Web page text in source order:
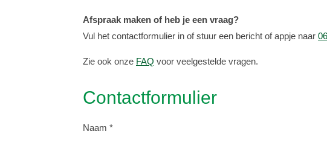
Afspraak maken of heb je een vraag?
Vul het contactformulier in of stuur een bericht of appje naar
Zie ook onze FAQ voor veelgestelde vragen.
Contactformulier
Naam *